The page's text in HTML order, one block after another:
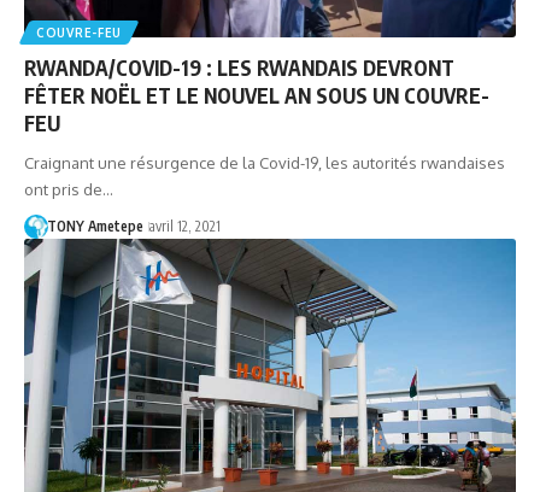
COUVRE-FEU
RWANDA/COVID-19 : LES RWANDAIS DEVRONT
FÊTER NOËL ET LE NOUVEL AN SOUS UN COUVRE-
FEU
Craignant une résurgence de la Covid-19, les autorités rwandaises
ont pris de…
TONY Ametepe avril 12, 2021